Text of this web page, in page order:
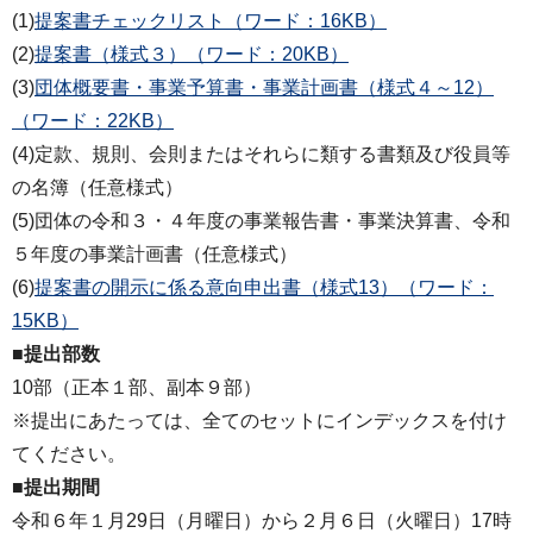
(1)提案書チェックリスト（ワード：16KB）
(2)提案書（様式３）（ワード：20KB）
(3)団体概要書・事業予算書・事業計画書（様式４～12）
（ワード：22KB）
(4)定款、規則、会則またはそれらに類する書類及び役員等
の名簿（任意様式）
(5)団体の令和３・４年度の事業報告書・事業決算書、令和
５年度の事業計画書（任意様式）
(6)提案書の開示に係る意向申出書（様式13）（ワード：
15KB）
■提出部数
10部（正本１部、副本９部）
※提出にあたっては、全てのセットにインデックスを付け
てください。
■提出期間
令和６年１月29日（月曜日）から２月６日（火曜日）17時